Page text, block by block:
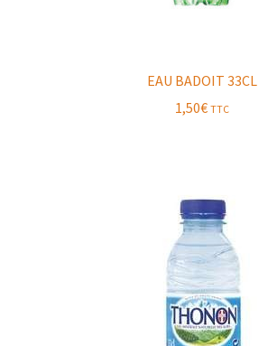
EAU BADOIT 33CL
1,50€ TTC